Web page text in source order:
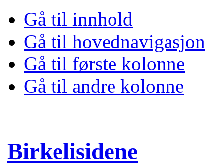
Gå til innhold
Gå til hovednavigasjon
Gå til første kolonne
Gå til andre kolonne
Birkelisidene